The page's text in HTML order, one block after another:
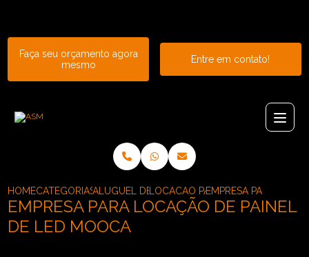
Faça seu orçamento agora
mesmo
Entre em contato!
HOMECATEGORIASALUGUEL DE PAINELLOCACAO PAINEL DE LED INDOOR
EMPRESA PARA
EMPRESA PARA LOCAÇÃO DE PAINEL
DE LED MOOCA